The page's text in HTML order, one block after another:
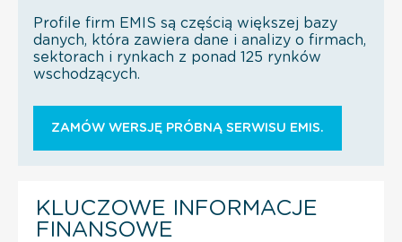
Profile firm EMIS są częścią większej bazy
danych, która zawiera dane i analizy o firmach,
sektorach i rynkach z ponad 125 rynków
wschodzących.
ZAMÓW WERSJĘ PRÓBNĄ SERWISU EMIS.
KLUCZOWE INFORMACJE
FINANSOWE